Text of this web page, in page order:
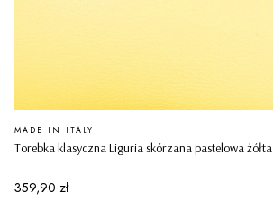
Torebka klasyczna Liguria skórzana pastelowa żółta
PRODUCENT
MADE IN ITALY
Cena
359,90 zł